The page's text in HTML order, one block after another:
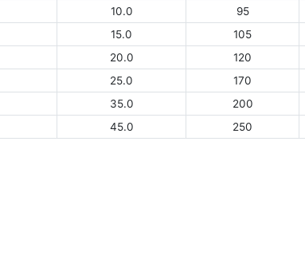
10.0 95
15.0 105
20.0 120
25.0 170
35.0 200
45.0 250